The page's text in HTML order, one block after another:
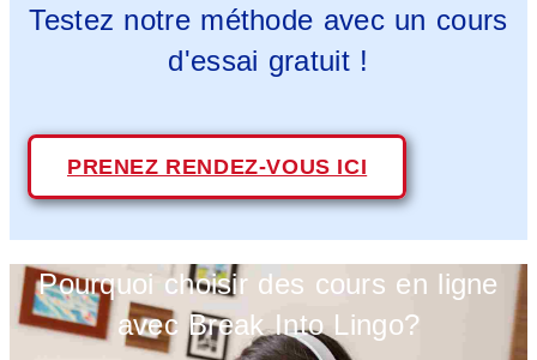
Testez notre méthode avec un cours
d'essai gratuit !
PRENEZ RENDEZ-VOUS ICI
Pourquoi choisir des cours en ligne
avec Break Into Lingo?